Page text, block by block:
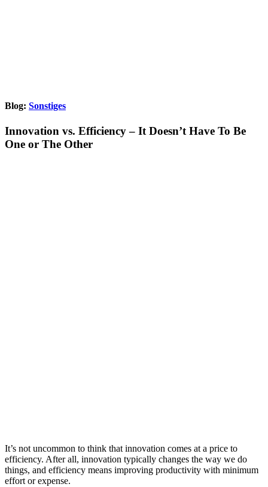
Blog: Sonstiges
Innovation vs. Efficiency – It Doesn’t Have To Be
One or The Other
It’s not uncommon to think that innovation comes at a price to
efficiency. After all, innovation typically changes the way we do
things, and efficiency means improving productivity with minimum
effort or expense.